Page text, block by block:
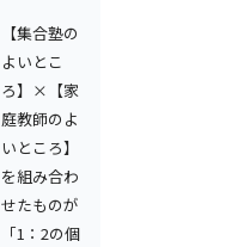
【集合塾の
よいとこ
ろ】×【家
庭教師のよ
いところ】
を組み合わ
せたものが
「1：2の個